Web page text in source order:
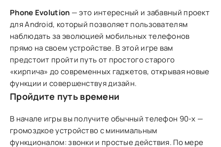
Phone Evolution — это интересный и забавный проект
для Android, который позволяет пользователям
наблюдать за эволюцией мобильных телефонов
прямо на своем устройстве. В этой игре вам
предстоит пройти путь от простого старого
«кирпича» до современных гаджетов, открывая новые
функции и совершенствуя дизайн.
Пройдите путь времени
В начале игры вы получите обычный телефон 90-х —
громоздкое устройство с минимальным
функционалом: звонки и простые действия. По мере